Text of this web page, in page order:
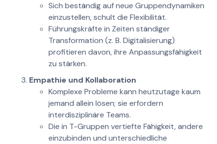
Sich beständig auf neue Gruppendynamiken
einzustellen, schult die Flexibilität.
Führungskräfte in Zeiten ständiger
Transformation (z. B. Digitalisierung)
profitieren davon, ihre Anpassungsfähigkeit
zu stärken.
Empathie und Kollaboration
Komplexe Probleme kann heutzutage kaum
jemand allein lösen; sie erfordern
interdisziplinäre Teams.
Die in T-Gruppen vertiefte Fähigkeit, andere
einzubinden und unterschiedliche